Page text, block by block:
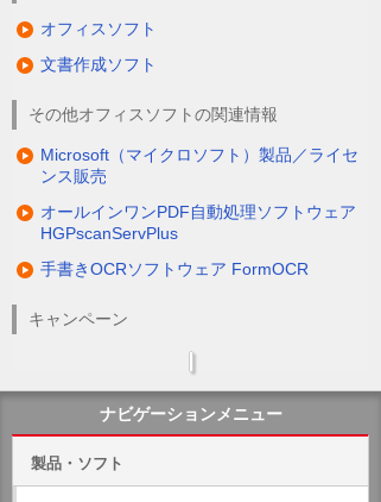
オフィスソフト
文書作成ソフト
その他オフィスソフトの関連情報
Microsoft（マイクロソフト）製品／ライセ
ンス販売
オールインワンPDF自動処理ソフトウェア
HGPscanServPlus
手書きOCRソフトウェア FormOCR
キャンペーン
ナビゲーションメニュー
製品・ソフト